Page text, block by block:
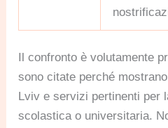
Il confronto è volutamente
sono citate perché
Lviv e servizi pertinenti per
scolastica o universitaria.